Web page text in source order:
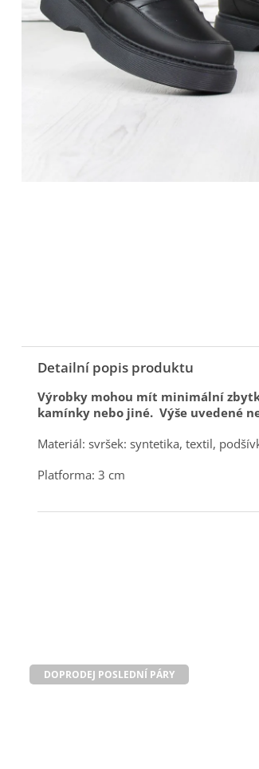
Detailní popis produktu
Výrobky mohou mít minimální
kamínky nebo jiné. Výše uvedené
Materiál: svršek: syntetika, textil,
Platforma: 3 cm
DOPRODEJ POSLEDNÍ PÁRY